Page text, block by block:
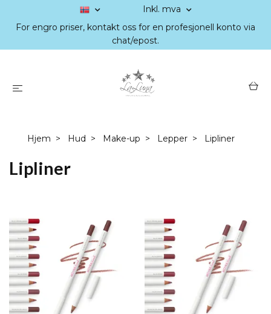
Inkl. mva
For engro priser, kontakt oss for en profesjonell konto via
chat/epost.
Hjem Hud Make-up Lepper Lipliner
Lipliner